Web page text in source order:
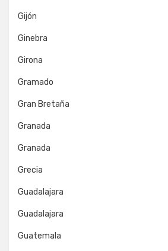
Gijón
Ginebra
Girona
Gramado
Gran Bretaña
Granada
Granada
Grecia
Guadalajara
Guadalajara
Guatemala